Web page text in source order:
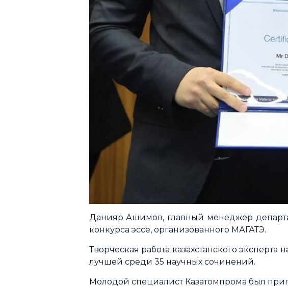
Данияр Ашимов, главный менеджер
конкурса эссе, организованного МАГАТЭ.
Творческая работа казахстанского
лучшей среди 35 научных сочинений.
Молодой специалист Казатомпрома был